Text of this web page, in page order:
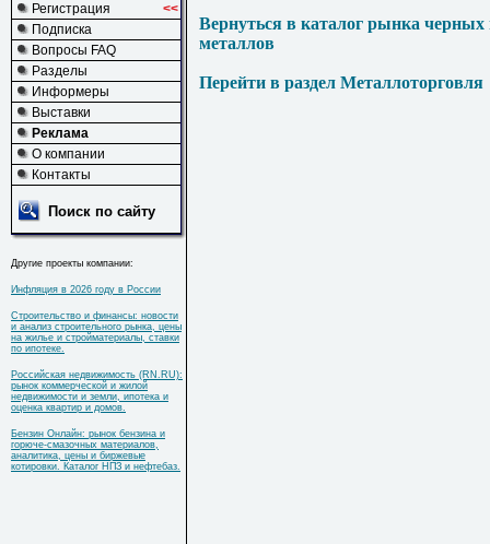
Регистрация
<<
Подписка
Вопросы FAQ
Разделы
Информеры
Выставки
Реклама
О компании
Контакты
Поиск по сайту
Другие проекты компании:
Инфляция в 2026 году в России
Строительство и финансы: новости
и анализ строительного рынка, цены
на жилье и стройматериалы, ставки
по ипотеке.
Российская недвижимость (RN.RU):
рынок коммерческой и жилой
недвижимости и земли, ипотека и
оценка квартир и домов.
Бензин Онлайн: рынок бензина и
горюче-смазочных материалов,
аналитика, цены и биржевые
котировки. Каталог НПЗ и нефтебаз.
Вернуться в каталог рынка
металлов
Перейти в раздел Металлоторговля